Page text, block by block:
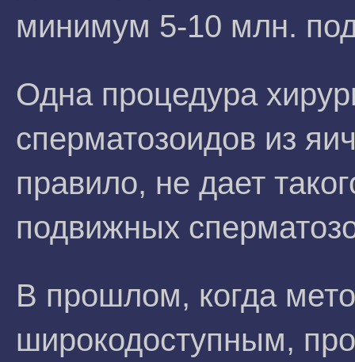
минимум 5-10 млн.
Одна процедура
сперматозоидов из
правило, не дает
подвижных
В прошлом, когда
широкодоступным,